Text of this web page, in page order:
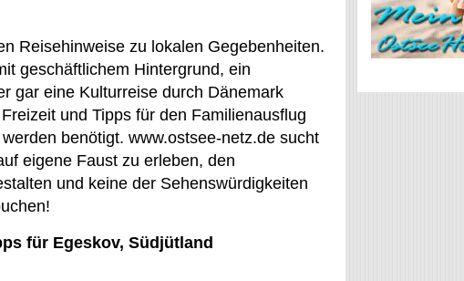
Reisehinweise zu lokalen Gegebenheiten.
geschäftlichem Hintergrund, ein
gar eine Kulturreise durch Dänemark
und Tipps für den Familienausflug
benötigt. www.ostsee-netz.de sucht
eigene Faust zu erleben, den
und keine der Sehenswürdigkeiten
für Egeskov, Südjütland